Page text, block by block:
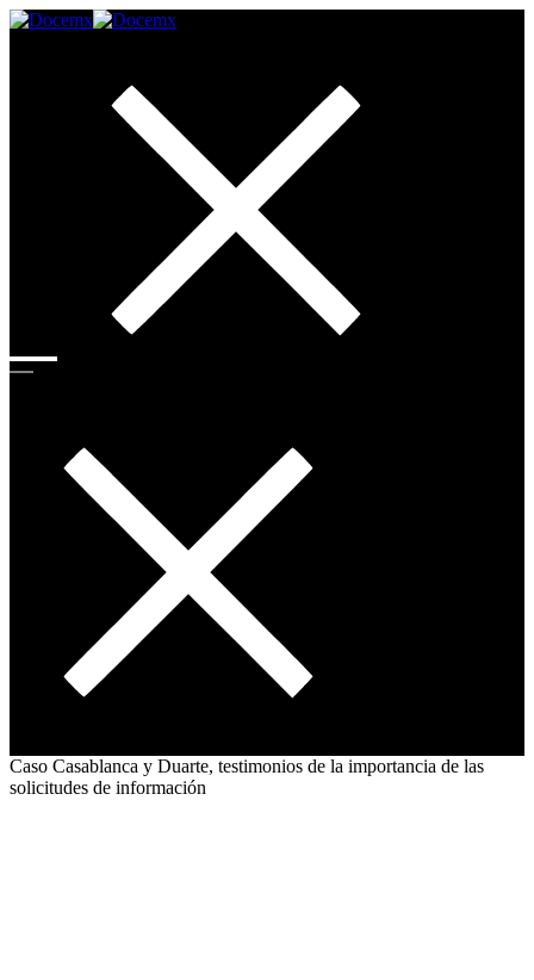
Caso Casablanca y Duarte, testimonios de la importancia de las
solicitudes de información